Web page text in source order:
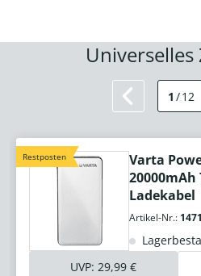
1 /12
Restposten
Varta
20000mAh
Ladekabel
Artikel-Nr.:
UVP: 29,99 €